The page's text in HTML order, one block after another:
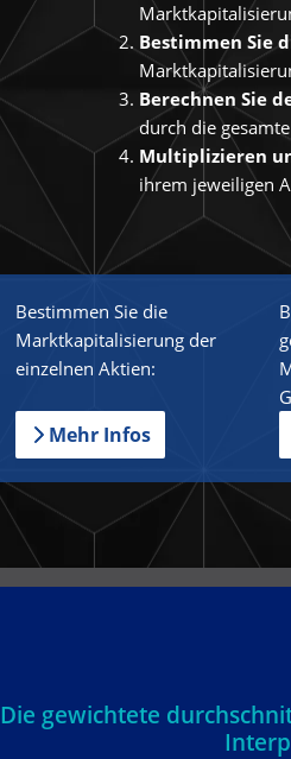
Bestimmen Sie
Berechnen Sie
durch die
Multiplizieren
ihrem jeweiligen
Bestimmen Sie die
Marktkapitalisierung der
einzelnen Aktien:
Mehr Infos
Die gewichtete